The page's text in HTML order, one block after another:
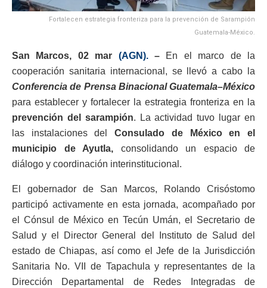
Fortalecen estrategia fronteriza para la prevención de Sarampión
Guatemala-México.
San Marcos, 02 mar (AGN).– En el marco de la
cooperación sanitaria internacional, se llevó a cabo la
Conferencia de Prensa Binacional Guatemala–México
para establecer y fortalecer la estrategia fronteriza en la
prevención del sarampión. La actividad tuvo lugar en
las instalaciones delConsulado de México en el
municipio de Ayutla, consolidando un espacio de
diálogo y coordinación interinstitucional.
El gobernador de San Marcos, Rolando Crisóstomo
participó activamente en esta jornada, acompañado por
el Cónsul de México en Tecún Umán, el Secretario de
Salud y el Director General del Instituto de Salud del
estado de Chiapas, así como el Jefe de la Jurisdicción
Sanitaria No. VII de Tapachula y representantes de la
Dirección Departamental de Redes Integradas de